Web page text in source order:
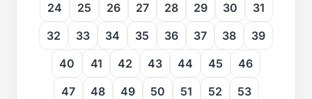
24
25 26 27 28 29 30
31
32
33 34 35 36 37 38
39
40
41 42 43 44 45
46
47
48 49 50 51 52
53